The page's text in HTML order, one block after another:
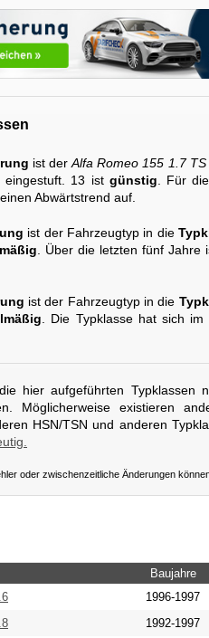
ist derAlfa Romeo 155 1.7 TS
13 ist günstig . Für
Abwärtstrend auf.
ist der Fahrzeugtyp in die
. Über die letzten fünf
ist der Fahrzeugtyp in die
. Die Typklasse hat sich
hier aufgeführten Typklassen
Möglicherweise existieren
HSN/TSN und anderen
oder zwischenzeitliche Änderungen
Baujahre
1996-1997
1992-1997